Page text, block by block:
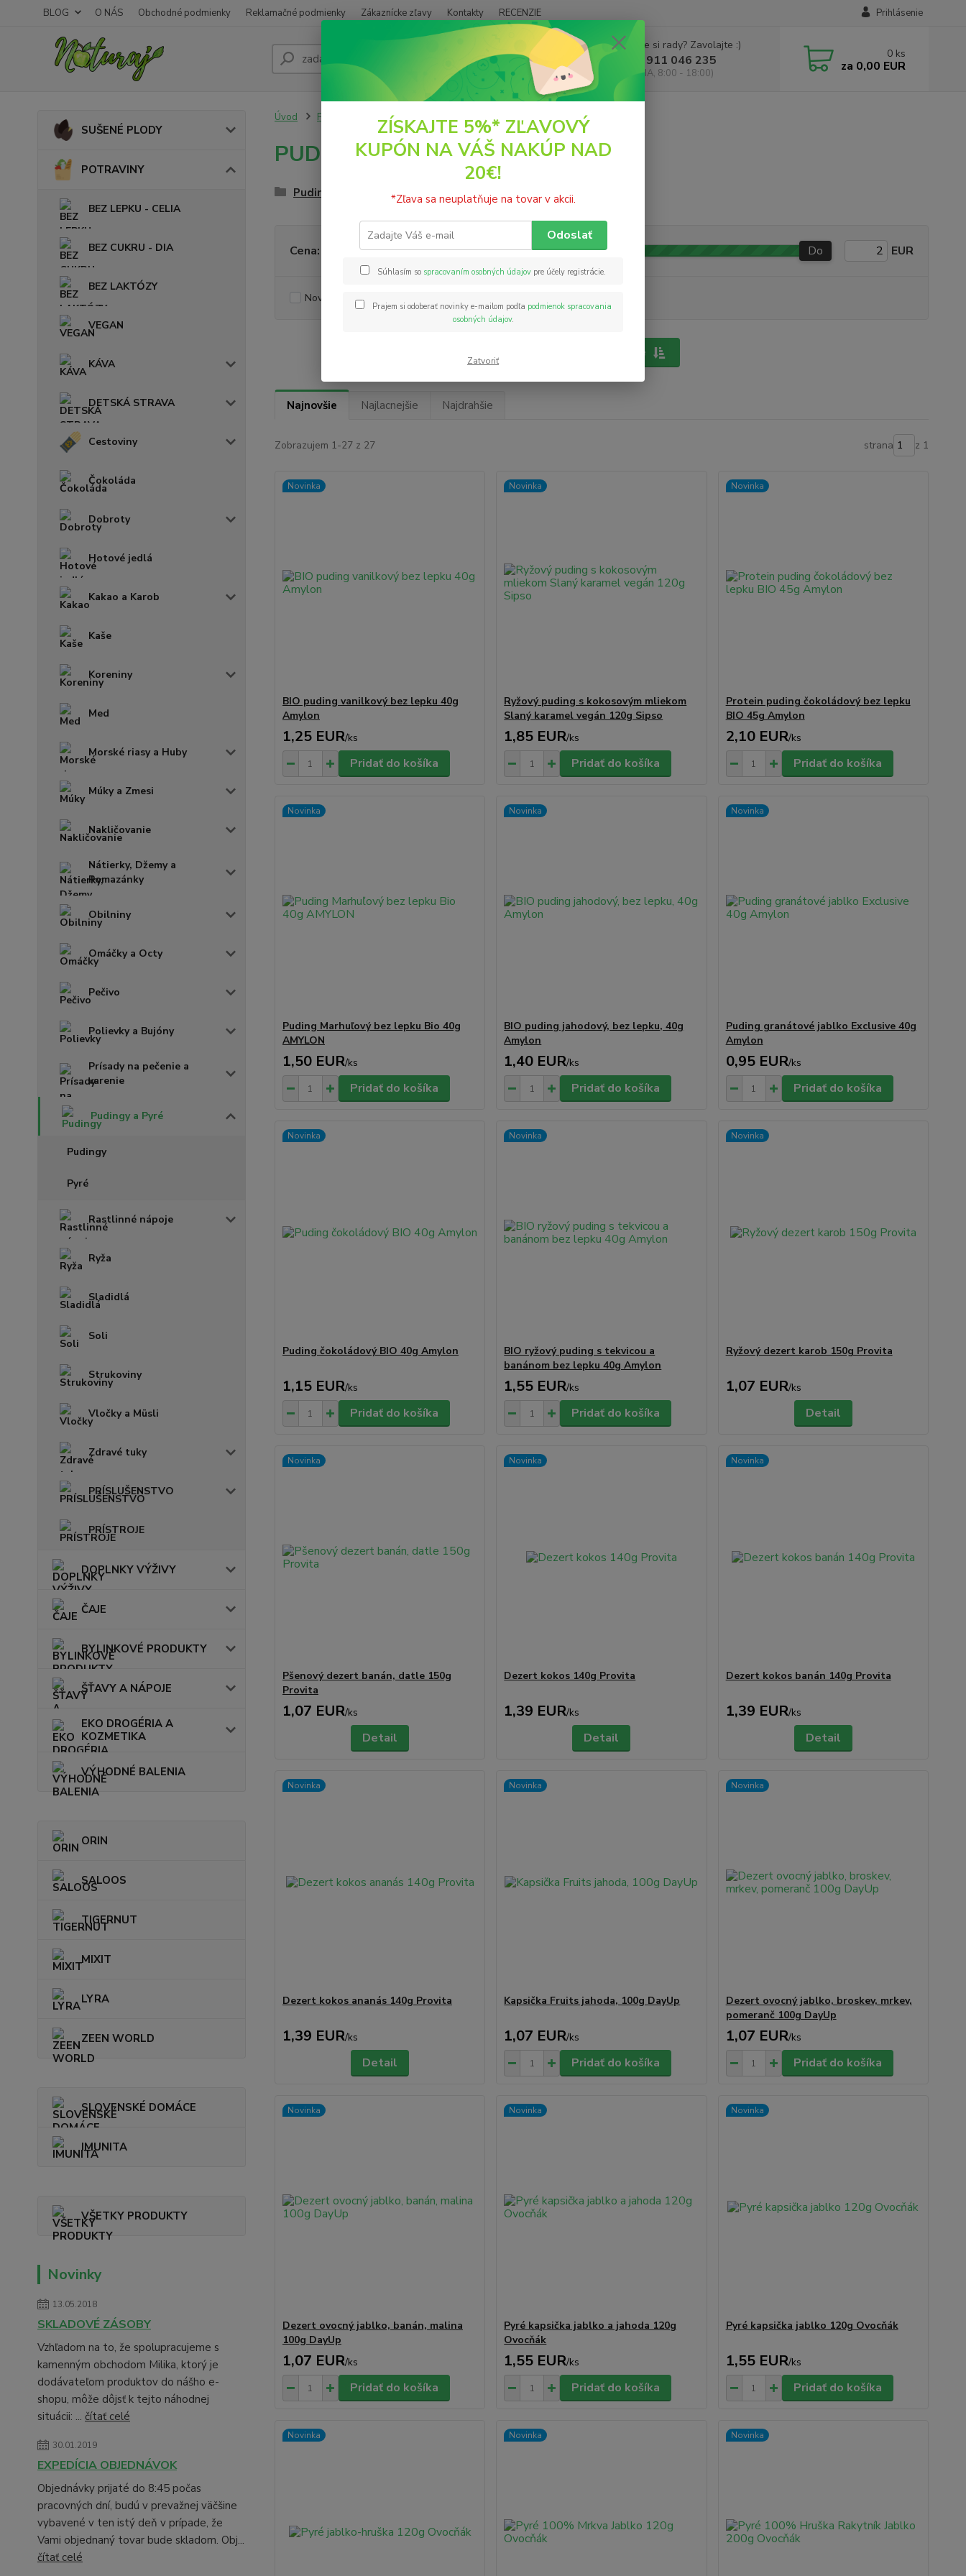
BLOG O NÁS Obchodné podmienky Reklamačné podmienky Zákaznícke zľavy Kontakty RECENZIE Prihlásenie
Hľadať
Neviete si rady? Zavolajte :)
+421 911 046 235
(PO - PIA, 8:00 - 18:00)
0 ks
za 0,00 EUR
SUŠENÉ PLODY
POTRAVINY
BEZ LEPKU - CELIA
BEZ CUKRU - DIA
BEZ LAKTÓZY
VEGAN
KÁVA
DETSKÁ STRAVA
Cestoviny
Čokoláda
Dobroty
Hotové jedlá
Kakao a Karob
Kaše
Koreniny
Med
Morské riasy a Huby
Múky a Zmesi
Nakličovanie
Nátierky, Džemy a
Pomazánky
Obilniny
Omáčky a Octy
Pečivo
Polievky a Bujóny
Prísady na pečenie a
varenie
Pudingy a Pyré
Pudingy
Pyré
Rastlinné nápoje
Ryža
Sladidlá
Soli
Strukoviny
Vločky a Müsli
Zdravé tuky
PRÍSLUŠENSTVO
PRÍSTROJE
DOPLNKY VÝŽIVY
ČAJE
BYLINKOVÉ PRODUKTY
ŠŤAVY A NÁPOJE
EKO DROGÉRIA A
KOZMETIKA
VÝHODNÉ BALENIA
ORIN
SALOOS
TIGERNUT
MIXIT
LYRA
ZEEN WORLD
SLOVENSKÉ DOMÁCE
IMUNITA
VŠETKY PRODUKTY
Novinky
13.05.2018
SKLADOVÉ ZÁSOBY
Vzhľadom na to, že spolupracujeme s
kamenným obchodom Milika, ktorý je
dodávateľom produktov do nášho e-
shopu, môže dôjsť k tejto náhodnej
situácii: ... čítať celé
30.01.2019
EXPEDÍCIA OBJEDNÁVOK
Objednávky prijaté do 8:45 počas
pracovných dní, budú v prevažnej väčšine
vybavené v ten istý deň v prípade, že
Vami objednaný tovar bude skladom. Obj...
čítať celé
Úvod POTRAVINY Pudingy a Pyré
PUDINGY A PYRÉ
Pudingy Pyré
Upresniť parametre
Cena: EUR Od Do EUR
Novinka
Najnovšie Najlacnejšie Najdrahšie
Zobrazujem 1-27 z 27 strana z 1
Novinka
BIO puding vanilkový bez lepku 40g
Amylon
1,25 EUR/ks
Pridať do košíka
Novinka
Ryžový puding s kokosovým mliekom
Slaný karamel vegán 120g Sipso
1,85 EUR/ks
Pridať do košíka
Novinka
Protein puding čokoládový bez lepku
BIO 45g Amylon
2,10 EUR/ks
Pridať do košíka
Novinka
Puding Marhuľový bez lepku Bio 40g
AMYLON
1,50 EUR/ks
Pridať do košíka
Novinka
BIO puding jahodový, bez lepku, 40g
Amylon
1,40 EUR/ks
Pridať do košíka
Novinka
Puding granátové jablko Exclusive 40g
Amylon
0,95 EUR/ks
Pridať do košíka
Novinka
Puding čokoládový BIO 40g Amylon
1,15 EUR/ks
Pridať do košíka
Novinka
BIO ryžový puding s tekvicou a
banánom bez lepku 40g Amylon
1,55 EUR/ks
Pridať do košíka
Novinka
Ryžový dezert karob 150g Provita
1,07 EUR/ks
Detail
Novinka
Pšenový dezert banán, datle 150g
Provita
1,07 EUR/ks
Detail
Novinka
Dezert kokos 140g Provita
1,39 EUR/ks
Detail
Novinka
Dezert kokos banán 140g Provita
1,39 EUR/ks
Detail
Novinka
Dezert kokos ananás 140g Provita
1,39 EUR/ks
Detail
Novinka
Kapsička Fruits jahoda, 100g DayUp
1,07 EUR/ks
Pridať do košíka
Novinka
Dezert ovocný jablko, broskev, mrkev,
pomeranč 100g DayUp
1,07 EUR/ks
Pridať do košíka
Novinka
Dezert ovocný jablko, banán, malina
100g DayUp
1,07 EUR/ks
Pridať do košíka
Novinka
Pyré kapsička jablko a jahoda 120g
Ovocňák
1,55 EUR/ks
Pridať do košíka
Novinka
Pyré kapsička jablko 120g Ovocňák
1,55 EUR/ks
Pridať do košíka
Novinka Novinka Novinka
ZÍSKAJTE 5%* ZĽAVOVÝ
KUPÓN NA VÁŠ NAKÚP NAD
20€!
*Zľava sa neuplatňuje na tovar v akcii.
Odoslať
Súhlasím so spracovaním osobných údajov pre účely registrácie.
Prajem si odoberať novinky e-mailom podľa podmienok spracovania
osobných údajov.
Zatvoriť